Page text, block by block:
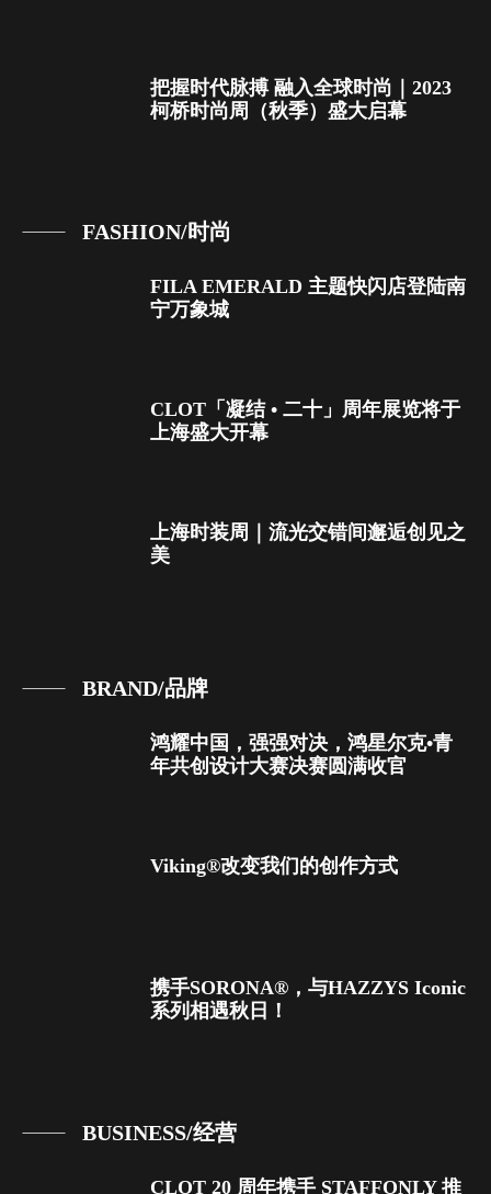
把握时代脉搏 融入全球时尚｜2023
柯桥时尚周（秋季）盛大启幕
FASHION/时尚
FILA EMERALD 主题快闪店登陆南
宁万象城
CLOT「凝结 • 二十」周年展览将于
上海盛大开幕
上海时装周｜流光交错间邂逅创见之
美
BRAND/品牌
鸿耀中国，强强对决，鸿星尔克•青
年共创设计大赛决赛圆满收官
Viking®改变我们的创作方式
携手SORONA®，与HAZZYS Iconic
系列相遇秋日！
BUSINESS/经营
CLOT 20 周年携手 STAFFONLY 推